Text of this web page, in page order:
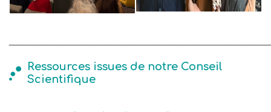
Ressources issues de notre Conseil
Scientifique